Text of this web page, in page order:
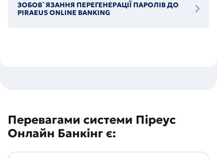
ЗОБОВ`ЯЗАННЯ ПЕРЕГЕНЕРАЦІЇ ПАРОЛІВ ДО
PIRAEUS ONLINE BANKING
Перевагами системи Піреус
Онлайн Банкінг є: